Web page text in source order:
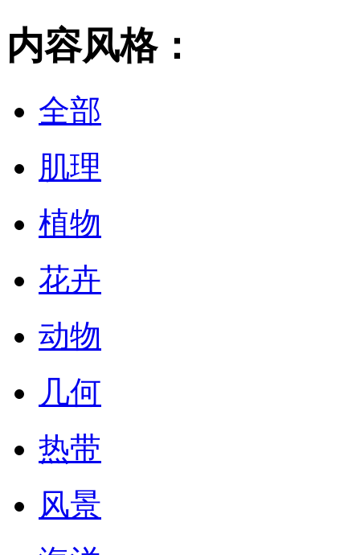
内容风格：
全部
肌理
植物
花卉
动物
几何
热带
风景